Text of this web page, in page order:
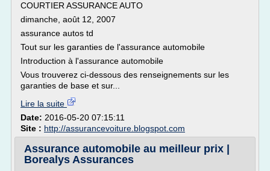
COURTIER ASSURANCE AUTO
dimanche, août 12, 2007
assurance autos td
Tout sur les garanties de l'assurance automobile
Introduction à l'assurance automobile
Vous trouverez ci-dessous des renseignements sur les
garanties de base et sur...
Lire la suite
Date: 2016-05-20 07:15:11
Site : http://assurancevoiture.blogspot.com
Assurance automobile au meilleur prix |
Borealys Assurances